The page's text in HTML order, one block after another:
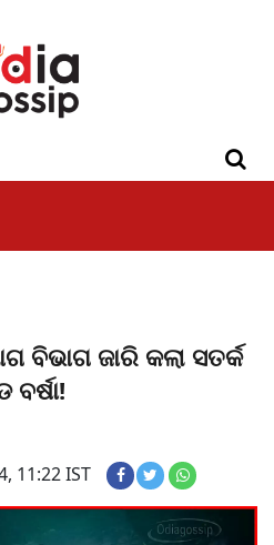
ବିଭାଗ ଜାରି କଲା ସତର୍କ
11:22 IST